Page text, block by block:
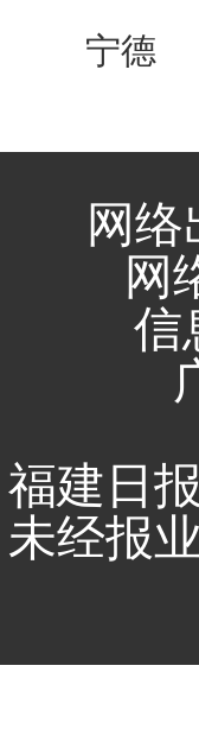
宁德
网
网
信
福建日
未经报